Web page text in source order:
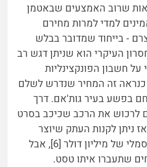
שרוב האמצעים שבאטמן
למדי למרות מחירם
- בייחוד שמדובר בבלש
העיקרי הוא שניתן דגש רב
על חשבון הפונקצינליות
כנראה זה המחיר שנדרש לשלם
בפשע בעיר גות'אם. דרך
לרכוש את הרכב שכיכב בסרט
ניתן לקנות העתק שיוצר
בארה"ב במחיר סמלי של מיליון דולר [6], אבל
שתעברו איתו טסט.